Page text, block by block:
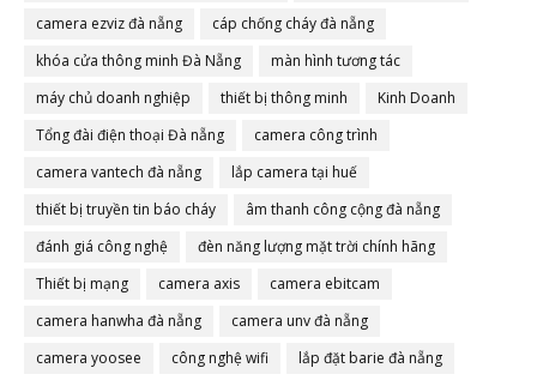
camera ezviz đà nẵng
cáp chống cháy đà nẵng
khóa cửa thông minh Đà Nẵng
màn hình tương tác
máy chủ doanh nghiệp
thiết bị thông minh
Kinh Doanh
Tổng đài điện thoại Đà nẵng
camera công trình
camera vantech đà nẵng
lắp camera tại huế
thiết bị truyền tin báo cháy
âm thanh công cộng đà nẵng
đánh giá công nghệ
đèn năng lượng mặt trời chính hãng
Thiết bị mạng
camera axis
camera ebitcam
camera hanwha đà nẵng
camera unv đà nẵng
camera yoosee
công nghệ wifi
lắp đặt barie đà nẵng